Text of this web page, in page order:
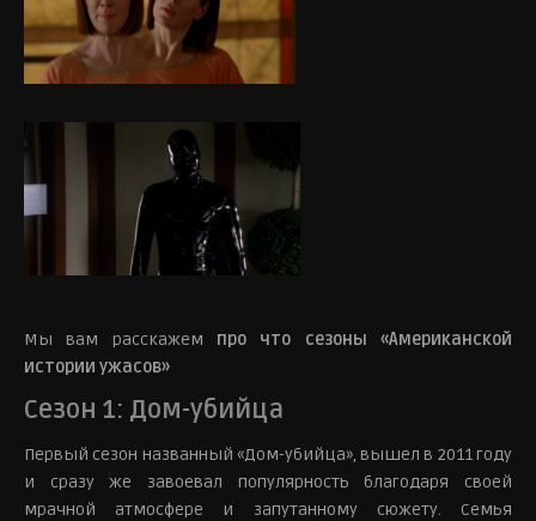
Мы вам расскажем про что сезоны «Американской
истории ужасов»
Сезон 1: Дом-убийца
Первый сезон названный «Дом-убийца», вышел в 2011 году
и сразу же завоевал популярность благодаря своей
мрачной атмосфере и запутанному сюжету. Семья